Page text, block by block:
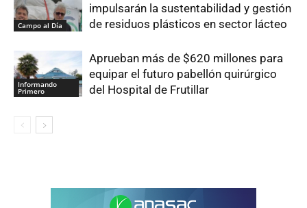
Campo al Día
impulsarán la sustentabilidad y gestión
de residuos plásticos en sector lácteo
Informando
Primero
Aprueban más de $620 millones para
equipar el futuro pabellón quirúrgico
del Hospital de Frutillar